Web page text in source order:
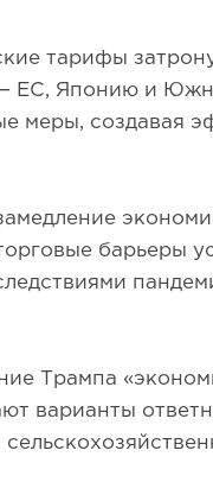
тарифы
ЕС, Японию и
меры, создавая
барьеры
Трампа
варианты